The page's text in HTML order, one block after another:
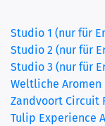
Studio 1 (nur für
Studio 2 (nur für
Studio 3 (nur für
Weltliche Aromen
Zandvoort Circuit
Tulip Experience